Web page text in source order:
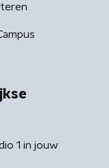
1 in jouw